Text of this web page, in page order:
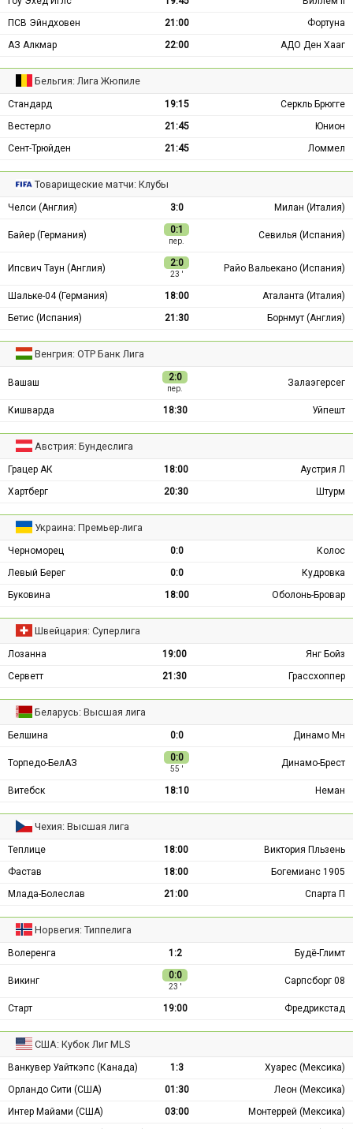
ПСВ Эйндховен
21:00
Фортуна
АЗ Алкмар
22:00 АДО Ден Хааг
Бельгия: Лига Жюпиле
Стандард 19:15
Серкль Брюгге
Вестерло
21:45
Юнион
Сент-Трюйден
21:45 Ломмел
Товарищеские матчи: Клубы
Челси (Англия) 3:0 Милан (Италия)
Байер (Германия) 0:1
пер.
Севилья (Испания)
Ипсвич Таун (Англия) 2:0
23 ′
Райо Вальекано (Испания)
Шальке-04 (Германия) 18:00
Аталанта (Италия)
Бетис (Испания)
21:30 Борнмут (Англия)
Венгрия: ОТР Банк Лига
Вашаш 2:0
пер.
Залаэгерсег
Кишварда 18:30 Уйпешт
Австрия: Бундеслига
Грацер АК 18:00
Аустрия Л
Хартберг
20:30 Штурм
Украина: Премьер-лига
Черноморец 0:0
Колос
Левый Берег
0:0
Кудровка
Буковина
18:00 Оболонь-Бровар
Швейцария: Суперлига
Лозанна 19:00
Янг Бойз
Серветт
21:30 Грассхоппер
Беларусь: Высшая лига
Белшина 0:0 Динамо Мн
Торпедо-БелАЗ 0:0
55 ′
Динамо-Брест
Витебск 18:10 Неман
Чехия: Высшая лига
Теплице 18:00
Виктория Пльзень
Фастав
18:00
Богемианс 1905
Млада-Болеслав
21:00 Спарта П
Норвегия: Типпелига
Волеренга 1:2 Будё-Глимт
Викинг 0:0
23 ′
Сарпсборг 08
Старт 19:00 Фредрикстад
США: Кубок Лиг MLS
Ванкувер Уайткэпс (Канада) 1:3
Хуарес (Мексика)
Орландо Сити (США)
01:30
Леон (Мексика)
Интер Майами (США)
03:00
Монтеррей (Мексика)